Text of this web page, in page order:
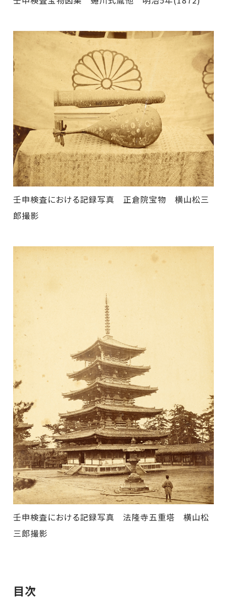
壬申検査における記録写真 正倉院宝物 横山松三
郎撮影
壬申検査における記録写真 法隆寺五重塔 横山松
三郎撮影
目次